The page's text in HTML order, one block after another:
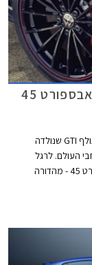
פולקסווגן גולף GTI זוכה לגרסת קלאבספורט 45
פולקסווגן חוגגת 45 שנים להוט האץ' האייקונית פולקסווגן גולף GTI שנולדה
עותקים ברחבי העולם. לרגל
המאורע מציגה היצרנית את פולקסווגן גולף GTI קלאבספורט 45 - מהדורה
מעוצבות